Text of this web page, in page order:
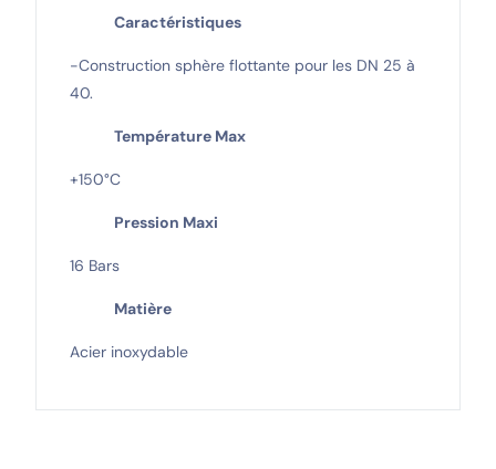
Caractéristiques
-Construction sphère flottante pour les DN 25 à
40.
Température Max
+150°C
Pression Maxi
16 Bars
Matière
Acier inoxydable